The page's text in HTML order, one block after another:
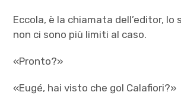
Eccola, è la chiamata dell’editor, lo
non ci sono più limiti al caso.
«Pronto?»
«Eugé, hai visto che gol Calafiori?»